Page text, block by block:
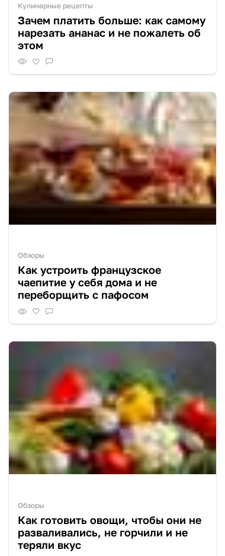
Кулинарные рецепты
Зачем платить больше: как самому
нарезать ананас и не пожалеть об
этом
Обзоры
Как устроить французское
чаепитие у себя дома и не
переборщить с пафосом
Обзоры
Как готовить овощи, чтобы они не
разваливались, не горчили и не
теряли вкус